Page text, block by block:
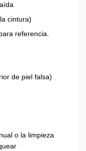
cintura)
referencia.
de piel falsa)
o la limpieza